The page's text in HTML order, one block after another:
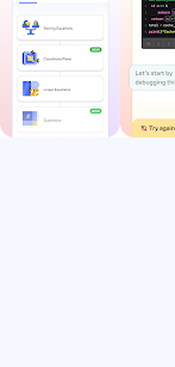
اور مزید
لیے شاندار
سے زیادہ لوگوں میں